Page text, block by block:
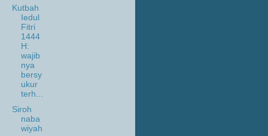
Kutbah
Iedul
Fitri
1444
H:
wajib
nya
bersy
ukur
terh...
Siroh
naba
wiyah